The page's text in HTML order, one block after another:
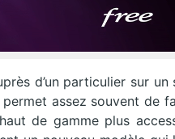
d’un particulier sur
assez souvent de
de gamme plus